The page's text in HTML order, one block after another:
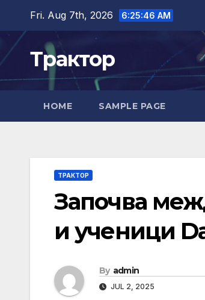
content
Fri. Aug 7th, 2026 6:25:47 AM
Трактор
HOME SAMPLE PAGE
ТРАКТОР
Започва
и ученици
By admin
JUL 2, 2025